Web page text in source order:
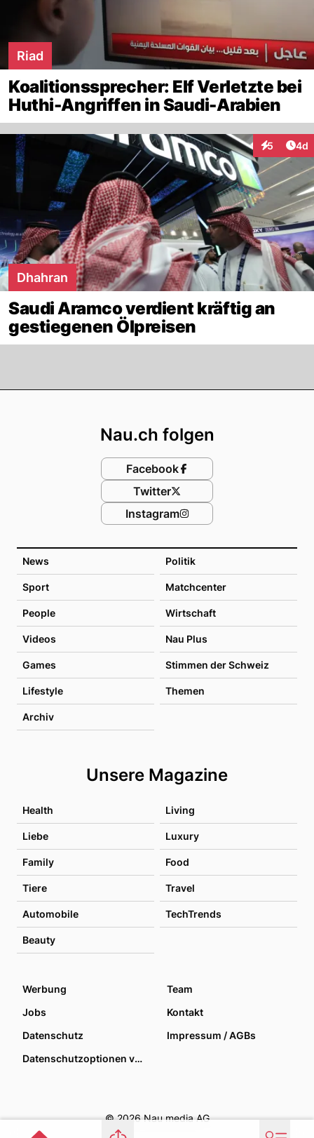
Riad
Koalitionssprecher: Elf Verletzte bei
Huthi-Angriffen in Saudi-Arabien
5 4d
Dhahran
Saudi Aramco verdient kräftig an
gestiegenen Ölpreisen
News Politik
Sport Matchcenter
People Wirtschaft
Videos Nau Plus
Games Stimmen der Schweiz
Lifestyle Themen
Archiv
Unsere Magazine
Health Living
Liebe Luxury
Family Food
Tiere Travel
Automobile TechTrends
Beauty
Nau.ch folgen
Facebook
Twitter
Instagram
Werbung
Team
Jobs
Kontakt
Datenschutz
Impressum / AGBs
Datenschutzoptionen verwalten
© 2026 Nau media AG